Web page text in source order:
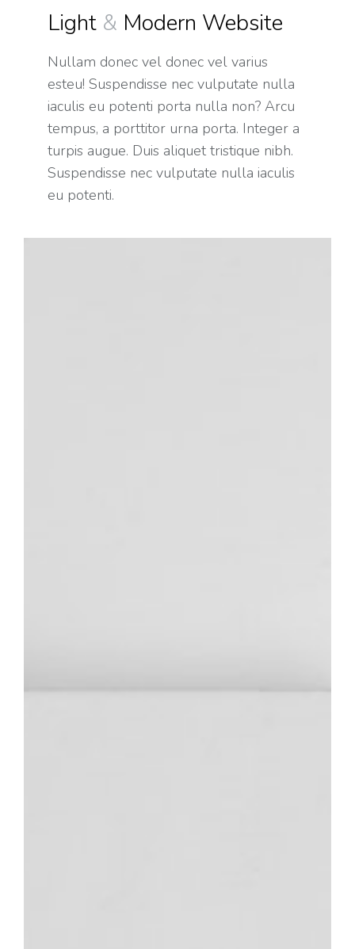
Light & Modern Website
Nullam donec vel donec vel varius
esteu! Suspendisse nec vulputate nulla
iaculis eu potenti porta nulla non? Arcu
tempus, a porttitor urna porta. Integer a
turpis augue. Duis aliquet tristique nibh.
Suspendisse nec vulputate nulla iaculis
eu potenti.